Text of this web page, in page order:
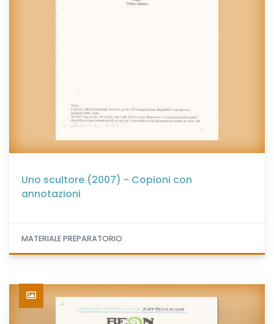
Uno scultore (2007) - Copioni con
annotazioni
MATERIALE PREPARATORIO